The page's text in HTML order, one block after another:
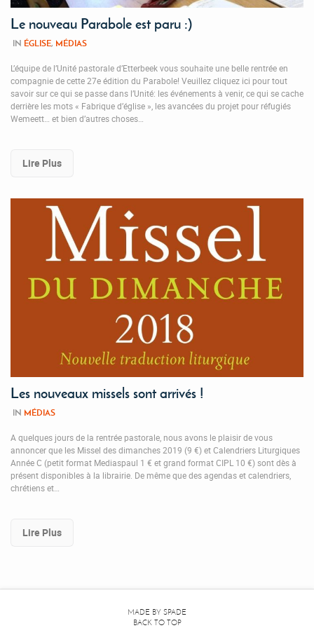
Le nouveau Parabole est paru :)
IN ÉGLISE, MÉDIAS
L’équipe de l’Unité pastorale d’Etterbeek vous souhaite une belle rentrée en
compagnie de cette 27e édition du Parabole! Veuillez cliquez ici pour tout
savoir sur ce qui se passe dans l’Unité: les événements à venir, ce qui se cache
derrière les mots « Fabrique d’église », les avancées du projet pour réfugiés
Wemeett… et bien d’autres choses…
Lire Plus
Les nouveaux missels sont arrivés !
IN MÉDIAS
A quelques jours de la rentrée pastorale, nous avons le plaisir de vous
annoncer que les Missel des dimanches 2019 (9 €) et Calendriers Liturgiques
Année C (petit format Mediaspaul 1 € et grand format CIPL 10 €) sont dès à
présent disponibles à la librairie. De même que des agendas et calendriers,
chrétiens et…
Lire Plus
MADE BY SPADE
BACK TO TOP